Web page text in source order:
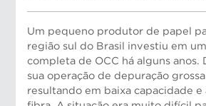
Um pequeno produtor de papel
região sul do Brasil investiu em
completa de OCC há alguns anos.
sua operação de depuração
resultando em baixa capacidade e